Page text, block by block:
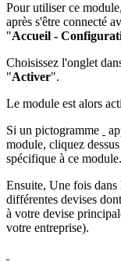
Pour utiliser ce
après s'être connecté
"Accueil -
Choisissez l'onglet
"Activer".
Le module est alors
Si un pictogramme
module, cliquez
spécifique à ce module.
Ensuite, Une fois
différentes devises
à votre devise
votre entreprise).